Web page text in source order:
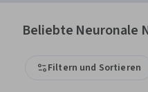
Beliebte Neuronale
Filtern und Sortieren